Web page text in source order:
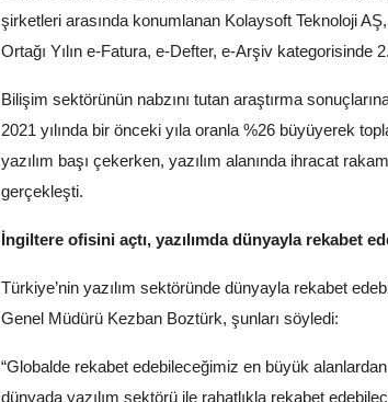
şirketleri arasında konumlanan Kolaysoft Teknoloji
Ortağı Yılın e-Fatura, e-Defter, e-Arşiv kategorisinde
Bilişim sektörünün nabzını tutan araştırma
2021 yılında bir önceki yıla oranla %26 büyüyerek
yazılım başı çekerken, yazılım alanında ihracat
gerçekleşti.
İngiltere ofisini açtı, yazılımda dünyayla rekabet
Türkiye’nin yazılım sektöründe dünyayla rekabet
Genel Müdürü Kezban Boztürk, şunları söyledi:
“Globalde rekabet edebileceğimiz en büyük
dünyada yazılım sektörü ile rahatlıkla rekabet